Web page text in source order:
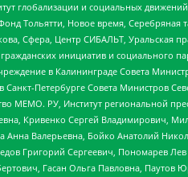
глобализации и социальных
Новое время, Серебряная
Сфера, Центр СИБАЛЬТ, Уральская
инициатив и социального
в Калининграде Совета
Петербурге Совета Министров
МЕМО. РУ, Институт региональной
Кривенко Сергей
Валерьевна, Бойко Анатолий
Григорий Сергеевич, Пономарев
Гасан Ольга Павловна,